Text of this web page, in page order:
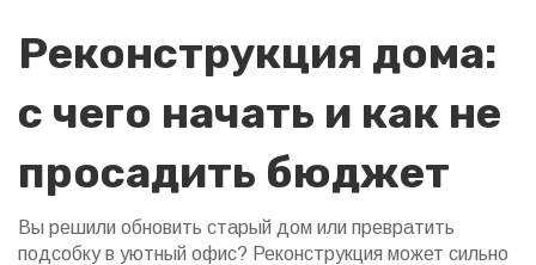
Реконструкция дома:
с чего начать и как не
просадить бюджет
Вы решили обновить старый дом или превратить
подсобку в уютный офис? Реконструкция может сильно